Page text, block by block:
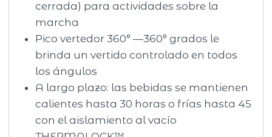
cerrada) para actividades sobre la
marcha
Pico vertedor 360° —360° grados le
brinda un vertido controlado en todos
los ángulos
A largo plazo: las bebidas se mantienen
calientes hasta 30 horas o frías hasta 45
con el aislamiento al vacío